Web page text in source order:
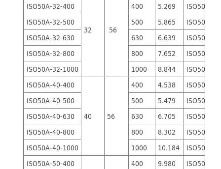
32 56
ISO50A-32-400
400 5.269
ISO50B-
ISO50A-32-500
500 5.865
ISO50B-
ISO50A-32-630
630 6.639
ISO50B-
ISO50A-32-800
800 7.652
ISO50B-
ISO50A-32-1000
1000 8.844
ISO50B-
ISO50A-40-400
40 56
400 4.538
ISO50B-
ISO50A-40-500
500 5.479
ISO50B-
ISO50A-40-630
630 6.705
ISO50B-
ISO50A-40-800
800 8.302
ISO50B-
ISO50A-40-1000
1000 10.184
ISO50B-
ISO50A-50-400
400 9.980
ISO50B-